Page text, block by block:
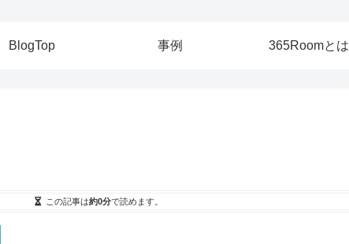
BlogTop 事例 365Roomとは
この記事は約0分で読めます。